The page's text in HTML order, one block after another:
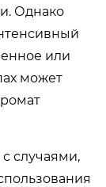
Однако
или
может
случаями,